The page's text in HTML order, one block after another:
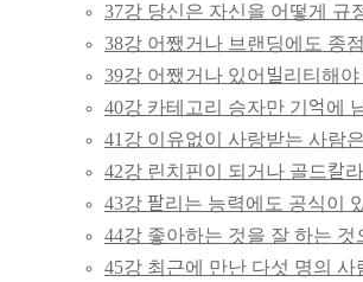
37강 당신은 자신을 어떻게 규
38강 어쨌거나 브랜딩에도 종
39강 어쨌거나 있어빌리티해
40강 카테고리 승자만 기억에
41강 이유없이 사랑받는 사람
42강 린치핀이 되거나 골드칼
43강 팔리는 능력에도 공식이
44강 좋아하는 것을 잘 하는
45강 최근에 만난 다섯 명의